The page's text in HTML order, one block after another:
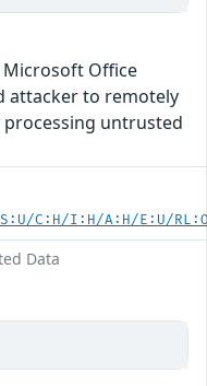
Office
attacker to remotely
processing untrusted
C:H/I:H/A:H/E:U/
Data